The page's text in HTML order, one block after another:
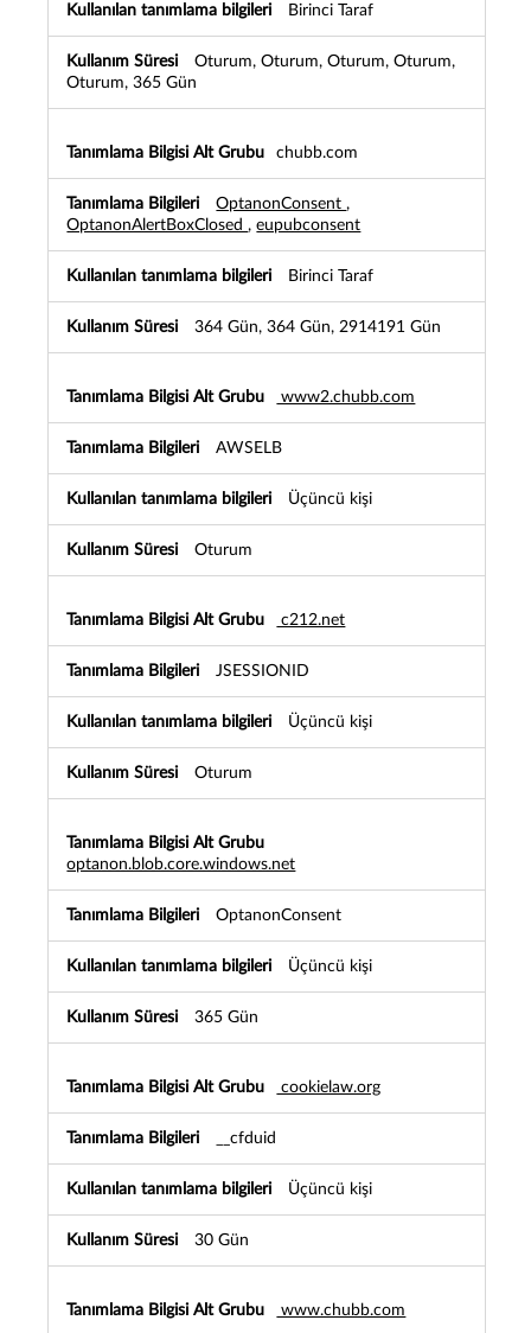
Birinci Taraf
Oturum, Oturum, Oturum, Oturum,
Oturum, 365 Gün
chubb.com
OptanonConsent,
OptanonAlertBoxClosed,eupubconsent
Birinci Taraf
364 Gün, 364 Gün, 2914191 Gün
www2.chubb.com
AWSELB
Üçüncü kişi
Oturum
c212.net
JSESSIONID
Üçüncü kişi
Oturum
optanon.blob.core.windows.net
OptanonConsent
Üçüncü kişi
365 Gün
cookielaw.org
__cfduid
Üçüncü kişi
30 Gün
www.chubb.com